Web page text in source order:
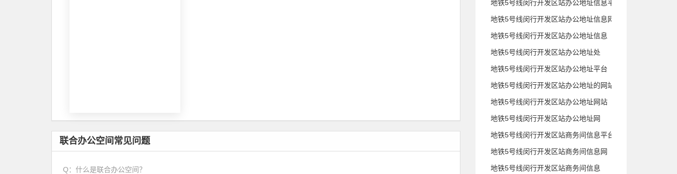
联合办公空间常见问题
Q：什么是联合办公空间？
地铁5号线闵行开发区站办公地址信息平台
地铁5号线闵行开发区站办公地址信息网
地铁5号线闵行开发区站办公地址信息
地铁5号线闵行开发区站办公地址处
地铁5号线闵行开发区站办公地址平台
地铁5号线闵行开发区站办公地址的网站
地铁5号线闵行开发区站办公地址网站
地铁5号线闵行开发区站办公地址网
地铁5号线闵行开发区站商务间信息平台
地铁5号线闵行开发区站商务间信息网
地铁5号线闵行开发区站商务间信息